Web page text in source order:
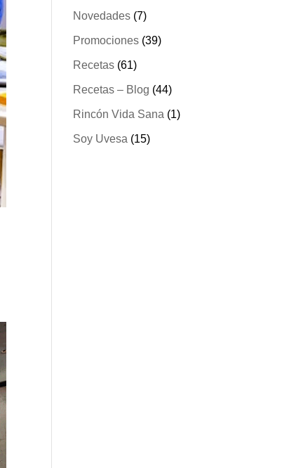
Novedades(7)
Promociones(39)
Recetas(61)
Recetas – Blog (44)
Rincón Vida Sana (1)
Soy Uvesa (15)